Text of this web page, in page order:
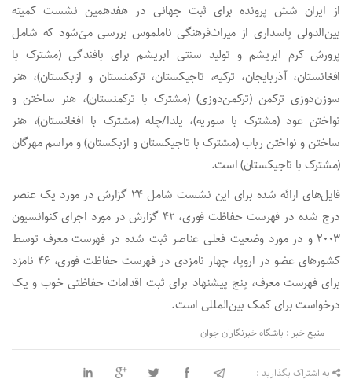
از ایران شش پرونده برای ثبت جهانی در هفدهمین نشست کمیته
بین‌الدولی پاسداری از میراث‌فرهنگی ناملموس بررسی می‌َشود که شامل
پرورش کرم ابریشم و تولید سنتی ابریشم برای بافندگی (مشترک با
افغانستان، آذربایجان، ترکیه، تاجیکستان، ترکمنستان و ازبکستان)، هنر
سوزن‌دوزی ترکمن (ترکمن‌دوزی) (مشترک با ترکمنستان)، هنر ساختن و
نواختن عود (مشترک با سوریه)، یلدا/چله (مشترک با افغانستان)، هنر
ساختن و نواختن رباب (مشترک با تاجیکستان و ازبکستان) و مراسم مهرگان
(مشترک با تاجیکستان) است.
فایل‌های ارائه شده برای این نشست شامل ۲۴ گزارش در مورد یک عنصر
درج شده در فهرست حفاظت فوری، ۴۲ گزارش در مورد اجرای کنوانسیون
۲۰۰۳ و در مورد وضعیت فعلی عناصر ثبت شده در فهرست معرف توسط
کشور‌های عضو در اروپا، چهار نامزدی در فهرست حفاظت فوری، ۴۶ نامزد
برای فهرست معرف، پنج پیشنهاد برای ثبت اقدامات حفاظتی خوب و یک
درخواست برای کمک بین‌المللی است.
منبع خبر : باشگاه خبرنگاران جوان
به اشتراک بگذارید :